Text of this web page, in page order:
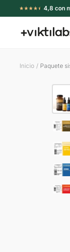
directamente
4,8 con
Viktilabs
Inicio Paquete